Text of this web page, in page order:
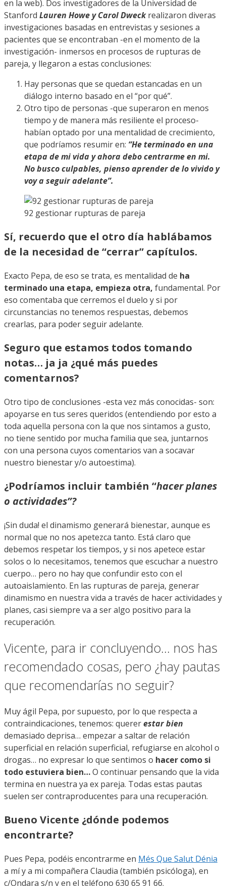
en la web). Dos investigadores de la Universidad de
Stanford Lauren Howe y Carol Dweckrealizaron diveras
investigaciones basadas en entrevistas y sesiones a
pacientes que se encontraban -en el momento de la
investigación- inmersos en procesos de rupturas de
pareja, y llegaron a estas conclusiones:
Hay personas que se quedan estancadas en un
diálogo interno basado en el “por qué”.
Otro tipo de personas -que superaron en menos
tiempo y de manera más resiliente el proceso-
habían optado por una mentalidad de crecimiento,
que podríamos resumir en: “He terminado en una
etapa de mi vida y ahora debo centrarme en mi.
No busco culpables, pienso aprender de lo vivido y
voy a seguir adelante”.
92 gestionar rupturas de pareja
Sí, recuerdo que el otro día hablábamos
de la necesidad de “cerrar” capítulos.
Exacto Pepa, de eso se trata, es mentalidad de ha
terminado una etapa, empieza otra, fundamental. Por
eso comentaba que cerremos el duelo y si por
circunstancias no tenemos respuestas, debemos
crearlas, para poder seguir adelante.
Seguro que estamos todos tomando
notas… ja ja ¿qué más puedes
comentarnos?
Otro tipo de conclusiones -esta vez más conocidas- son:
apoyarse en tus seres queridos (entendiendo por esto a
toda aquella persona con la que nos sintamos a gusto,
no tiene sentido por mucha familia que sea, juntarnos
con una persona cuyos comentarios van a socavar
nuestro bienestar y/o autoestima).
¿Podríamos incluir también “hacer planes
o actividades”?
¡Sin duda! el dinamismo generará bienestar, aunque es
normal que no nos apetezca tanto. Está claro que
debemos respetar los tiempos, y si nos apetece estar
solos o lo necesitamos, tenemos que escuchar a nuestro
cuerpo… pero no hay que confundir esto con el
autoaislamiento. En las rupturas de pareja, generar
dinamismo en nuestra vida a través de hacer actividades y
planes, casi siempre va a ser algo positivo para la
recuperación.
Vicente, para ir concluyendo… nos has
recomendado cosas, pero ¿hay pautas
que recomendarías no seguir?
Muy ágil Pepa, por supuesto, por lo que respecta a
contraindicaciones, tenemos: quererestar bien
demasiado deprisa… empezar a saltar de relación
superficial en relación superficial, refugiarse en alcohol o
drogas… no expresar lo que sentimos o hacer como si
todo estuviera bien…O continuar pensando que la vida
termina en nuestra ya ex pareja. Todas estas pautas
suelen ser contraproducentes para una recuperación.
Bueno Vicente ¿dónde podemos
encontrarte?
Pues Pepa, podéis encontrarme en Més Que Salut Dénia
a mí y a mi compañera Claudia (también psicóloga), en
c/Ondara s/n y en el teléfono 630 65 91 66.